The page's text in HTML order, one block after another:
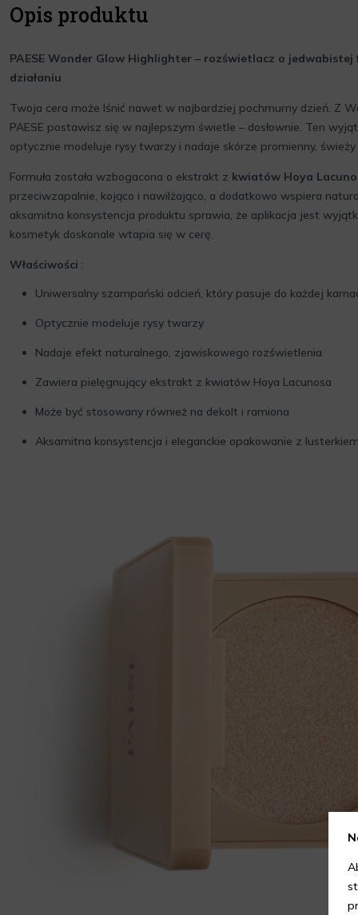
Opis produktu
PAESE Wonder Glow Highlighter – rozświetlacz o
działaniu
Twoja cera może lśnić nawet w najbardziej pochmurny dzień. Z
PAESE postawisz się w najlepszym świetle – dosłownie. Ten
optycznie modeluje rysy twarzy i nadaje skórze promienny,
Formuła została wzbogacona o ekstrakt z kwiatów Hoya
przeciwzapalnie, kojąco i nawilżająco, a dodatkowo wspiera
aksamitna konsystencja produktu sprawia, że aplikacja jest
kosmetyk doskonale wtapia się w cerę.
Właściwości :
Uniwersalny szampański odcień, który pasuje do każdej
Optycznie modeluje rysy twarzy
Nadaje efekt naturalnego, zjawiskowego rozświetlenia
Zawiera pielęgnujący ekstrakt z kwiatów Hoya Lacunosa
Może być stosowany również na dekolt i ramiona
Aksamitna konsystencja i eleganckie opakowanie z